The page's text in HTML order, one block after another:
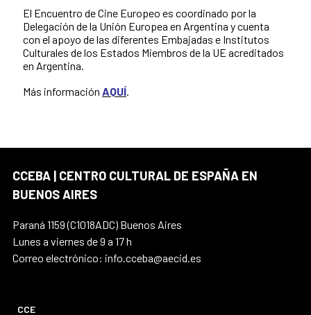
El Encuentro de Cine Europeo es coordinado por la
Delegación de la Unión Europea en Argentina y cuenta
con el apoyo de las diferentes Embajadas e Institutos
Culturales de los Estados Miembros de la UE acreditados
en Argentina.
Más información AQUÍ.
CCEBA | CENTRO CULTURAL DE ESPAÑA EN
BUENOS AIRES
Paraná 1159 (C1018ADC) Buenos Aires
Lunes a viernes de 9 a 17 h
Correo electrónico: info.cceba@aecid.es
CCE